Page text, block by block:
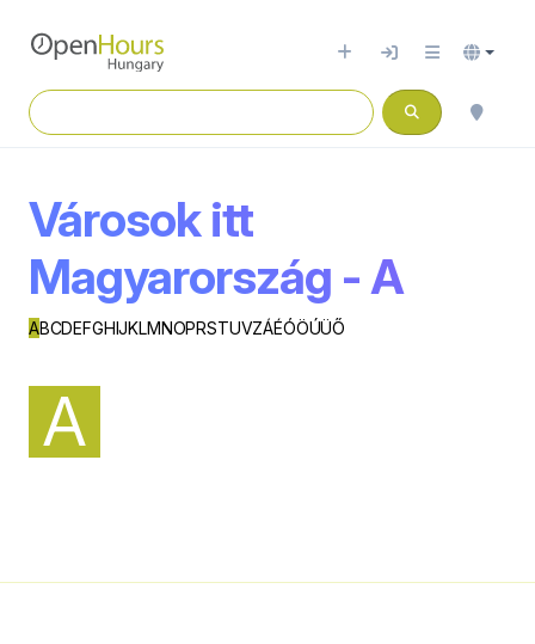
Városok itt
Magyarország - A
ABCDEFGHIJKLMNOPRSTUVZÁÉÓÖÚÜŐ
A